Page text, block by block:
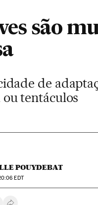
são
de
tentáculos
POUYDEBAT
EDT